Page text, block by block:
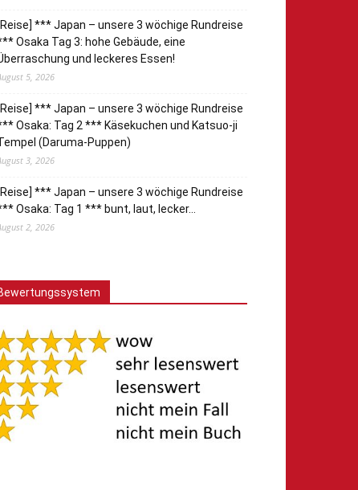
*** Japan – unsere 3 wöchige Rundreise
Osaka Tag 3: hohe Gebäude, eine
und leckeres Essen!
5, 2026
*** Japan – unsere 3 wöchige Rundreise
Osaka: Tag 2 *** Käsekuchen und Katsuo-ji
(Daruma-Puppen)
3, 2026
*** Japan – unsere 3 wöchige Rundreise
Osaka: Tag 1 *** bunt, laut, lecker…
2, 2026